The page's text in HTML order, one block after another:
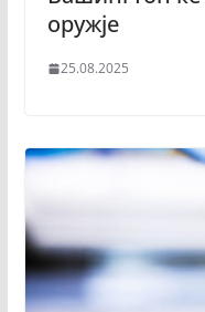
оружје
25.08.2025